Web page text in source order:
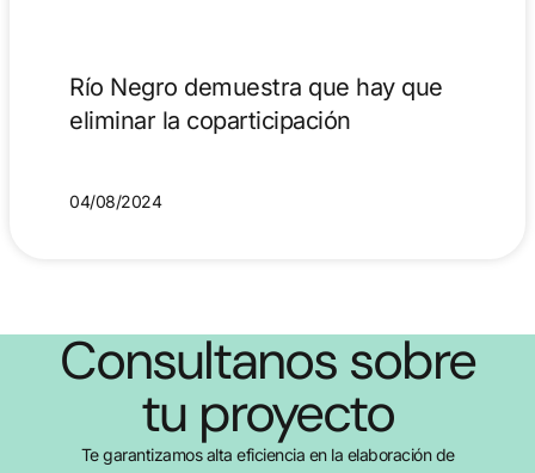
Río Negro demuestra que hay que
eliminar la coparticipación
04/08/2024
Consultanos sobre
tu proyecto
Te garantizamos alta eficiencia en la elaboración de